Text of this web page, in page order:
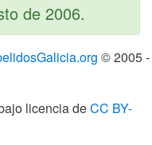
de 2006.
© 2005 -
licencia deCC BY-